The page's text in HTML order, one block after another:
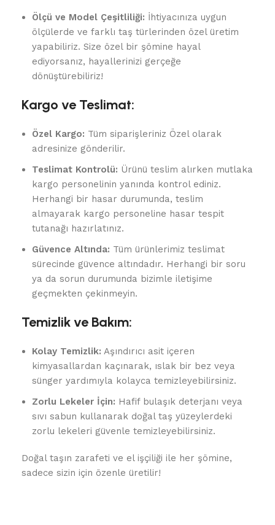
Ölçü ve Model Çeşitliliği: İhtiyacınıza uygun
ölçülerde ve farklı taş türlerinden özel üretim
yapabiliriz. Size özel bir şömine hayal
ediyorsanız, hayallerinizi gerçeğe
dönüştürebiliriz!
Kargo ve Teslimat:
Özel Kargo: Tüm siparişleriniz Özel olarak
adresinize gönderilir.
Teslimat Kontrolü: Ürünü teslim alırken mutlaka
kargo personelinin yanında kontrol ediniz.
Herhangi bir hasar durumunda, teslim
almayarak kargo personeline hasar tespit
tutanağı hazırlatınız.
Güvence Altında: Tüm ürünlerimiz teslimat
sürecinde güvence altındadır. Herhangi bir soru
ya da sorun durumunda bizimle iletişime
geçmekten çekinmeyin.
Temizlik ve Bakım:
Kolay Temizlik: Aşındırıcı asit içeren
kimyasallardan kaçınarak, ıslak bir bez veya
sünger yardımıyla kolayca temizleyebilirsiniz.
Zorlu Lekeler İçin: Hafif bulaşık deterjanı veya
sıvı sabun kullanarak doğal taş yüzeylerdeki
zorlu lekeleri güvenle temizleyebilirsiniz.
Doğal taşın zarafeti ve el işçiliği ile her şömine,
sadece sizin için özenle üretilir!